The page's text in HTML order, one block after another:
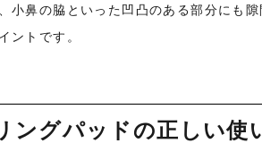
小鼻の脇といった凹凸のある部分にも
ントです。
ングパッドの正しい使